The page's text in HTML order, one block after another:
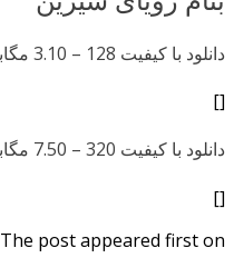
دانلود با کیفیت 128 –
3.10 مگابایت
[]
دانلود با کیفیت 320 –
7.50 مگابایت
[]
The post appeared first on .